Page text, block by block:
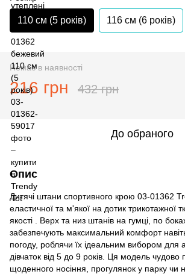
110 см (5 років) 116 см (6 років)
Немає в наявності
216 грн 432 грн
До обраного
Опис
Дитячі штани спортивного крою 03-01362
еластичної та м'якої на дотик трикотажної
якості . Верх та низ штанів на гумці, по
забезпечують максимальний комфорт
погоду, роблячи їх ідеальним вибором для
дівчаток від 5 до 9 років. Ця модель чудово
щоденного носіння, прогулянок у парку чи